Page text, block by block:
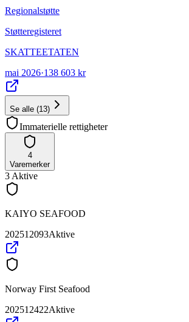
Regionalstøtte
Støtteregisteret
SKATTEETATEN
mai 2026·138 603 kr
Se alle (13)
Immaterielle rettigheter
4
Varemerker
3 Aktive
KAIYO SEAFOOD
202512093Aktive
Norway First Seafood
202512422Aktive